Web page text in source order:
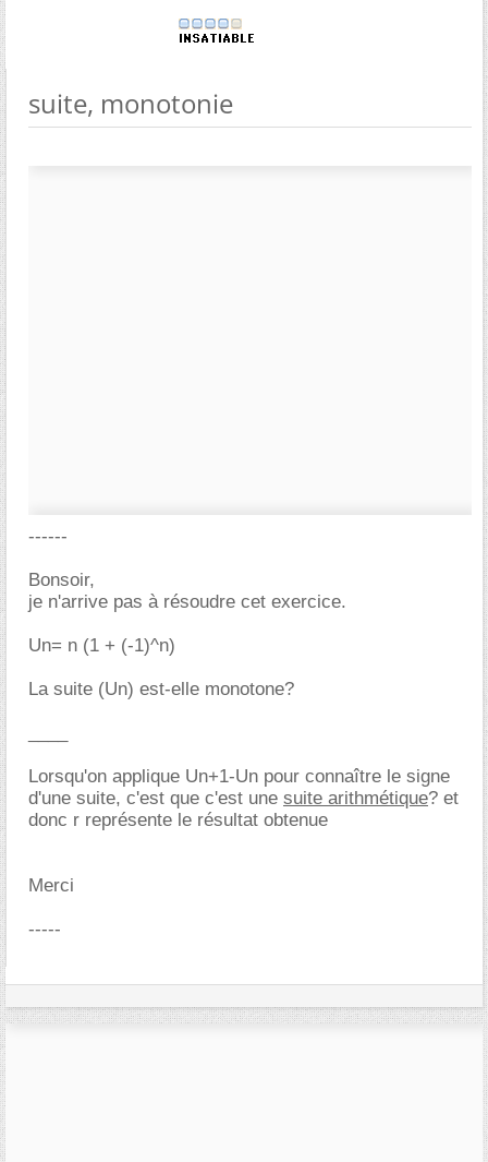
suite, monotonie
------
Bonsoir,
je n'arrive pas à résoudre cet exercice.
Un= n (1 + (-1)^n)
La suite (Un) est-elle monotone?
Lorsqu'on applique Un+1-Un pour connaître le signe
d'une suite, c'est que c'est une suite arithmétique? et
donc r représente le résultat obtenue
Merci
-----